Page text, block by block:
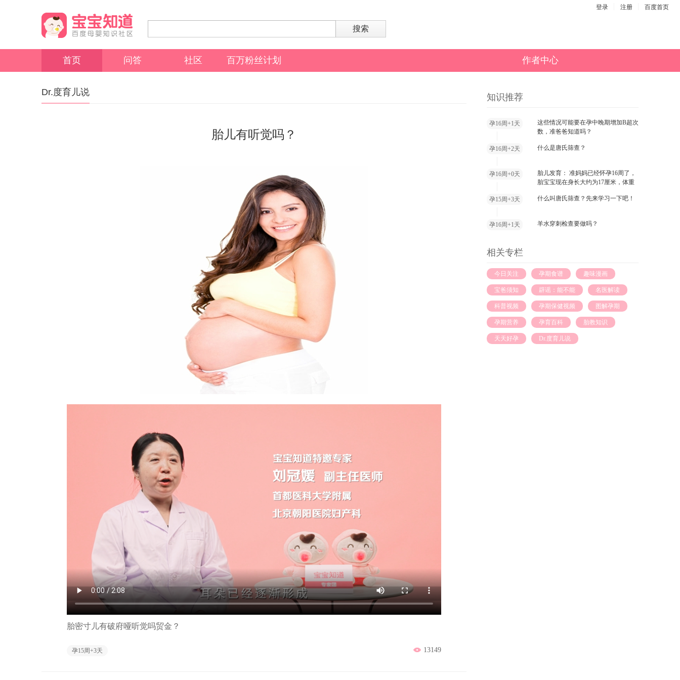
登录 注册 百度首页
搜索
首页 问答 社区 百万粉丝计划 作者中心
知识推荐
孕16周+1天
这些情况可能要在孕中晚期增加B超次
数，准爸爸知道吗？
孕16周+2天 什么是唐氏筛查？
孕16周+0天
胎儿发育： 准妈妈已经怀孕16周了，
胎宝宝现在身长大约为17厘米，体重
一个柠檬那么大。最近这段时间，他
已经跟身体其他部位更加成比例，更
10.32士1.92，股骨长（大腿骨长度，
化： 今天是孕16周的第一天，准妈妈
的体型是不是开始快速增长了？现在
你的腹部应该变得更壮观了吧！准妈
妈的子宫的顶部现在近似是一个球
形，而这个球形的长度会比宽度增加
得更快，正因如此，准妈妈的子宫形
状，不会是一个正圆形，它应该更像
孕15周+3天 什么叫唐氏筛查？先来学习一下吧！
孕16周+1天 羊水穿刺检查要做吗？
相关专栏
今日关注 孕期食谱 趣味漫画
宝爸须知 辟谣：能不能 名医解读
科普视频 孕期保健视频 图解孕期
孕期营养 孕育百科 胎教知识
天天好孕 Dr.度育儿说
Dr.度育儿说
胎儿有听觉吗？
胎密寸儿有破府哑听觉吗贸金？
13149
孕15周+3天